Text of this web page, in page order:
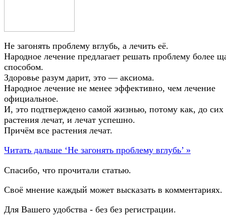
Не загонять проблему вглубь, а лечить её.
Народное лечение предлагает решать проблему более
способом.
Здоровье разум дарит, это — аксиома.
Народное лечение не менее эффективно, чем лечение
официальное.
И, это подтверждено самой жизнью, потому как, до сих
растения лечат, и лечат успешно.
Причём все растения лечат.
Читать дальше ‘Не загонять проблему вглубь’ »
Спасибо, что прочитали статью.
Своё мнение каждый может высказать в комментариях.
Для Вашего удобства - без без регистрации.